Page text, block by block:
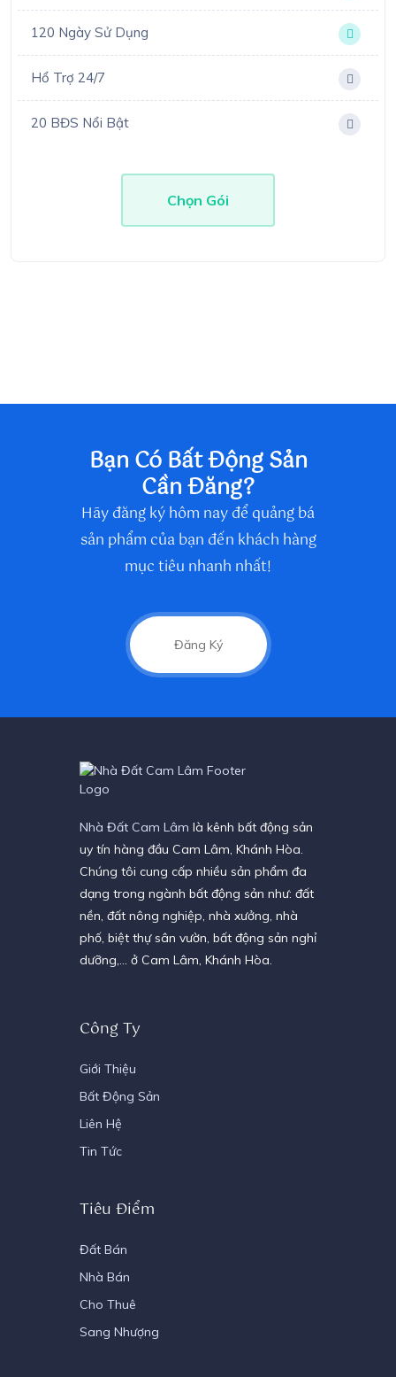
120 Ngày Sử Dụng
Hổ Trợ 24/7
20 BĐS Nổi Bật
Chọn Gói
Bạn Có Bất Động Sản
Cần Đăng?
Hãy đăng ký hôm nay để quảng bá
sản phẩm của bạn đến khách hàng
mục tiêu nhanh nhất!
Đăng Ký
Nhà Đất Cam Lâm là kênh bất động sản
uy tín hàng đầu Cam Lâm, Khánh Hòa.
Chúng tôi cung cấp nhiều sản phẩm đa
dạng trong ngành bất động sản như: đất
nền, đất nông nghiệp, nhà xưởng, nhà
phố, biệt thự sân vườn, bất động sản nghỉ
dưỡng,… ở Cam Lâm, Khánh Hòa.
Công Ty
Giới Thiệu
Bất Động Sản
Liên Hệ
Tin Tức
Tiêu Điểm
Đất Bán
Nhà Bán
Cho Thuê
Sang Nhượng